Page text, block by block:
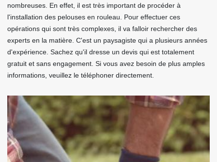
nombreuses. En effet, il est très important de procéder à
l'installation des pelouses en rouleau. Pour effectuer ces
opérations qui sont très complexes, il va falloir rechercher des
experts en la matière. C'est un paysagiste qui a plusieurs années
d'expérience. Sachez qu'il dresse un devis qui est totalement
gratuit et sans engagement. Si vous avez besoin de plus amples
informations, veuillez le téléphoner directement.